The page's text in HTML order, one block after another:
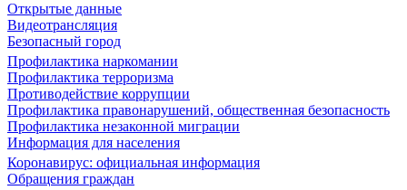
Открытые данные
Видеотрансляция
Безопасный город
Профилактика наркомании
Профилактика терроризма
Противодействие коррупции
Профилактика правонарушений, общественная безопасность
Профилактика незаконной миграции
Информация для населения
Коронавирус: официальная информация
Обращения граждан